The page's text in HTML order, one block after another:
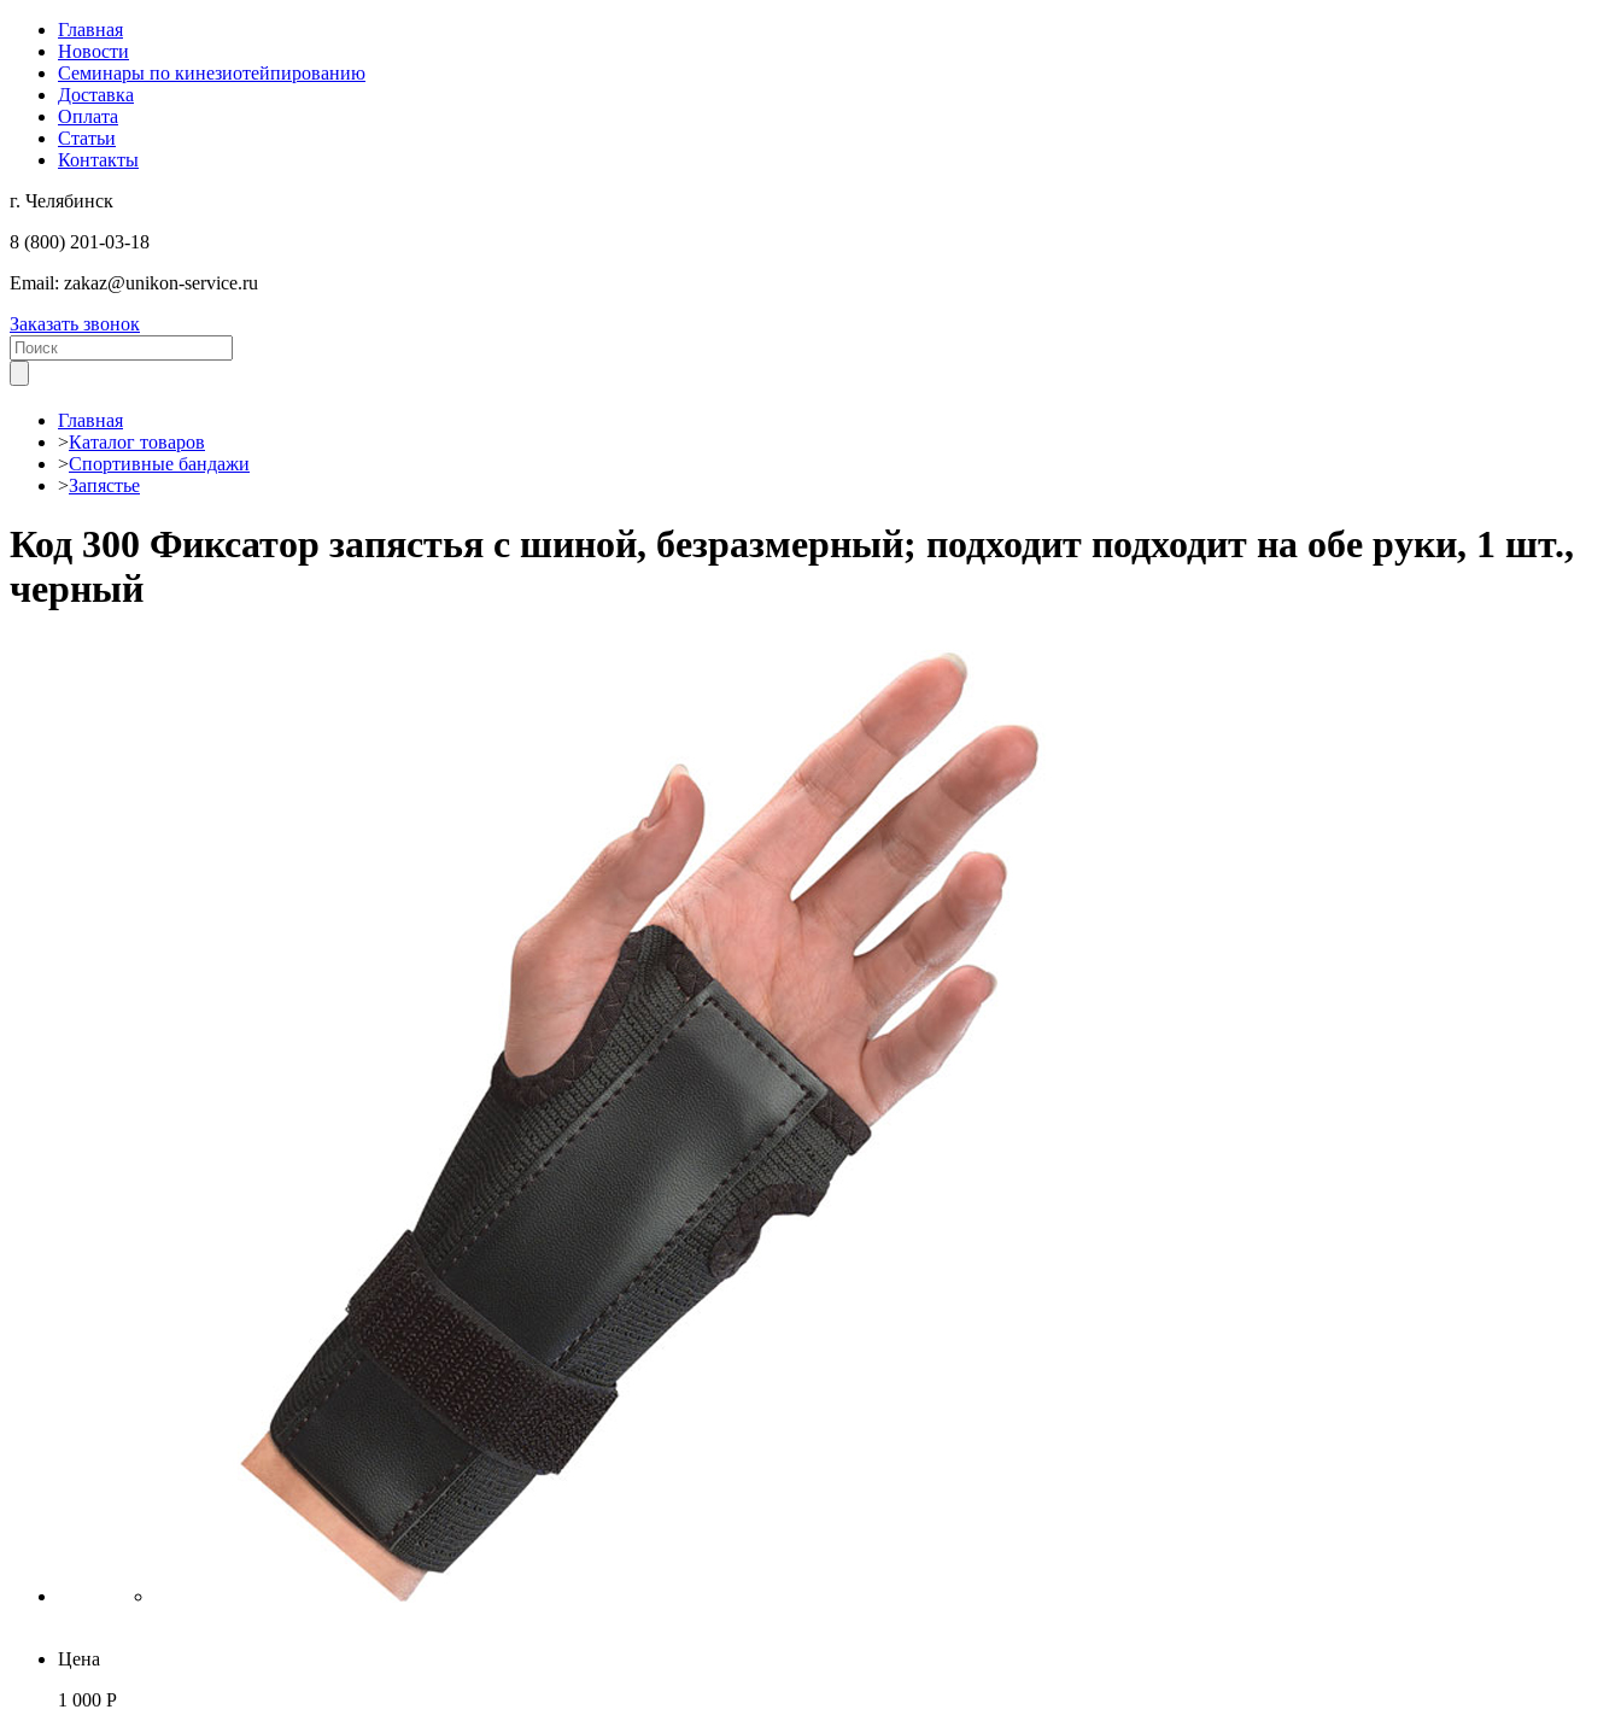
Главная
Новости
Семинары по кинезиотейпированию
Доставка
Оплата
Статьи
Контакты
г. Челябинск
8 (800) 201-03-18
Email: zakaz@unikon-service.ru
Заказать звонок
Главная
>Каталог товаров
>Спортивные бандажи
>Запястье
Код 300 Фиксатор запястья с шиной, безразмерный; подходит подходит на обе руки, 1 шт.,
черный
Цена
1 000 Р